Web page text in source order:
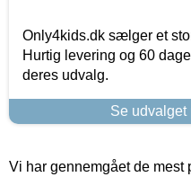
Only4kids.dk sælger et
Hurtig levering og 60
deres udvalg.
Se udvalget
Vi har gennemgået de